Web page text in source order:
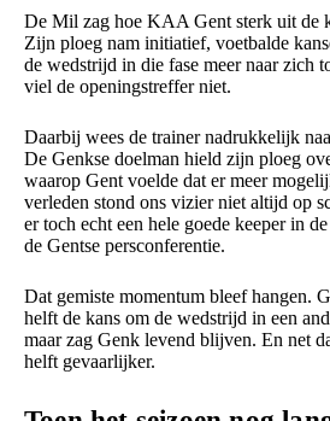
De Mil zag hoe KAA Gent sterk uit de
Zijn ploeg nam initiatief, voetbalde
de wedstrijd in die fase meer naar zich
viel de openingstreffer niet.
Daarbij wees de trainer nadrukkelijk
De Genkse doelman hield zijn ploeg
waarop Gent voelde dat er meer
verleden stond ons vizier niet altijd op
er toch echt een hele goede keeper in
de Gentse persconferentie.
Dat gemiste momentum bleef hangen.
helft de kans om de wedstrijd in een
maar zag Genk levend blijven. En net
helft gevaarlijker.